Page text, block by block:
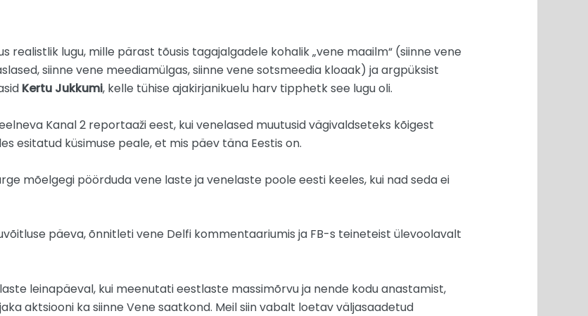
realistlik lugu, mille pärast tõusis tagajalgadele kohalik „vene maailm“ (siinne vene
siinne vene meediamülgas, siinne vene sotsmeedia kloaak) ja argpüksist
Kertu Jukkumi, kelle tühise ajakirjanikuelu harv tipphetk see lugu oli.
Kanal 2 reportaaži eest, kui venelased muutusid vägivaldseteks kõigest
esitatud küsimuse peale, et mis päev täna Eestis on.
mõelgegi pöörduda vene laste ja venelaste poole eesti keeles, kui nad seda ei
päeva, õnnitleti vene Delfi kommentaariumis ja FB-s teineteist ülevoolavalt
leinapäeval, kui meenutati eestlaste massimõrvu ja nende kodu anastamist,
aktsiooni ka siinne Vene saatkond. Meil siin vabalt loetav väljasaadetud